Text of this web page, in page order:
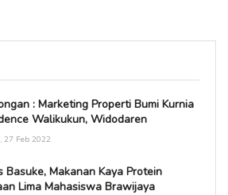
: Marketing Properti Bumi Kurnia
Walikukun, Widodaren
27 Feb 2022
Basuke, Makanan Kaya Protein
Lima Mahasiswa Brawijaya